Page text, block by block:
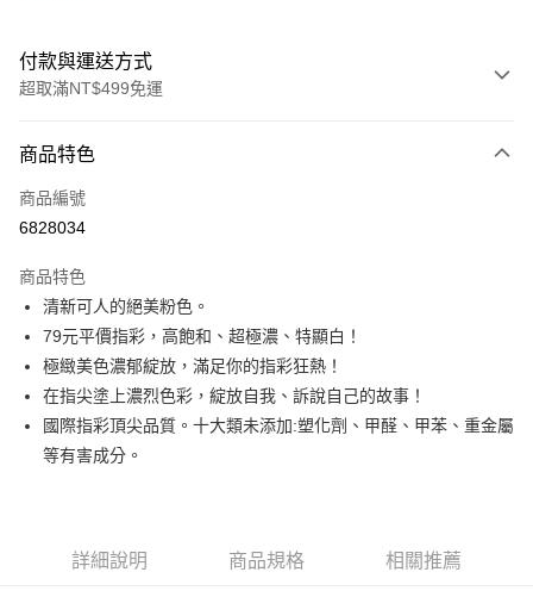
付款與運送方式
超取滿NT$499免運
信用卡一次付款
超商取貨付款
Apple Pay
街口支付
悠遊付
運送方式
因應疫情升溫，目前暫停使用7-11取貨付款配送，請使用全家
商品特色
商品編號
6828034
商品特色
清新可人的絕美粉色。
79元平價指彩，高飽和、超極濃、特顯白！
極緻美色濃郁綻放，滿足你的指彩狂熱！
在指尖塗上濃烈色彩，綻放自我、訴說自己的故事！
國際指彩頂尖品質。十大類未添加:塑化劑、甲醛、甲苯、重金屬
等有害成分。
詳細說明 商品規格 相關推薦